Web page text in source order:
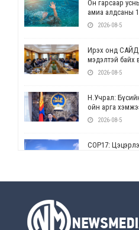
Он гарсаар
амиа алдсаны
2026-08-5
Ирэх онд САЙД
мэдэлтэй байх
2026-08-5
Н.Учрал:
ойн арга
2026-08-5
СОР17:
2026-08-5